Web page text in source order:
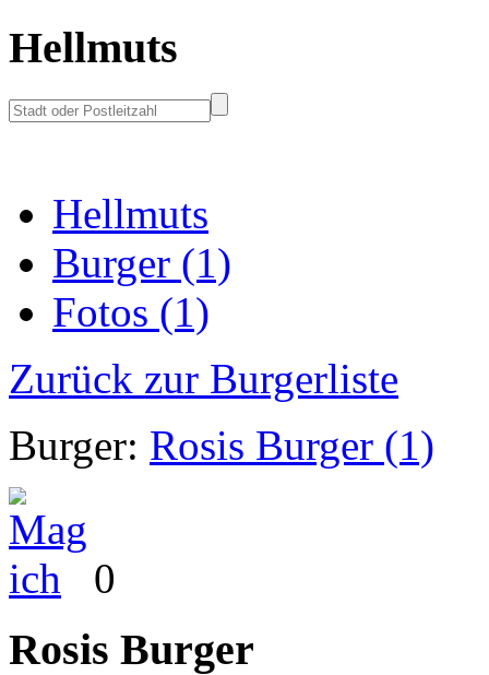
Hellmuts
Hellmuts
Burger (1)
Fotos (1)
Zurück zur Burgerliste
Burger: Rosis Burger (1)
0
Rosis Burger